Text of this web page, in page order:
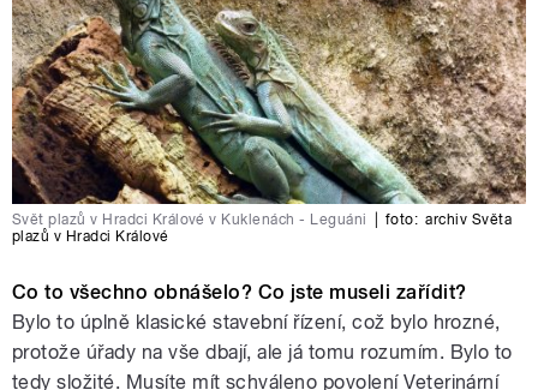
Svět plazů v Hradci Králové v Kuklenách - Leguáni foto: archiv Světa
plazů v Hradci Králové
Co to všechno obnášelo? Co jste museli zařídit?
Bylo to úplně klasické stavební řízení, což bylo hrozné,
protože úřady na vše dbají, ale já tomu rozumím. Bylo to
tedy složité. Musíte mít schváleno povolení Veterinární